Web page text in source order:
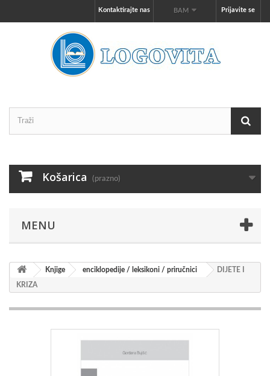
Prijavite se
BAM
Kontaktirajte nas
Košarica (prazno)
MENU
Knjige enciklopedije / leksikoni / priručnici DIJETE I
KRIZA